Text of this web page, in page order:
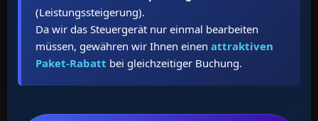
(Leistungssteigerung).
Da wir das Steuergerät nur einmal bearbeiten
müssen, gewähren wir Ihnen einen attraktiven
Paket-Rabatt bei gleichzeitiger Buchung.